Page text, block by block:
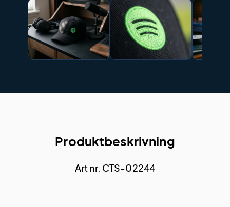
Produktbeskrivning
Art nr. CTS-02244